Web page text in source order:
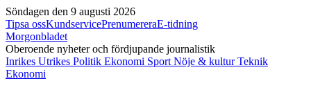
Söndagen den 9 augusti 2026
Tipsa ossKundservicePrenumereraE-tidning
Morgonbladet
Oberoende nyheter och fördjupande journalistik
Inrikes Utrikes Politik Ekonomi Sport Nöje & kulturTeknik
Ekonomi